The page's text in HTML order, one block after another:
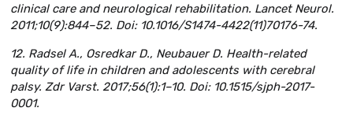
clinical care and neurological rehabilitation. Lancet Neurol.
2011;10(9):844–52. Doi: 10.1016/S1474-4422(11)70176-74.
12. Radsel A., Osredkar D., Neubauer D. Health-related
quality of life in children and adolescents with cerebral
palsy. Zdr Varst. 2017;56(1):1–10. Doi: 10.1515/sjph-2017-
0001.